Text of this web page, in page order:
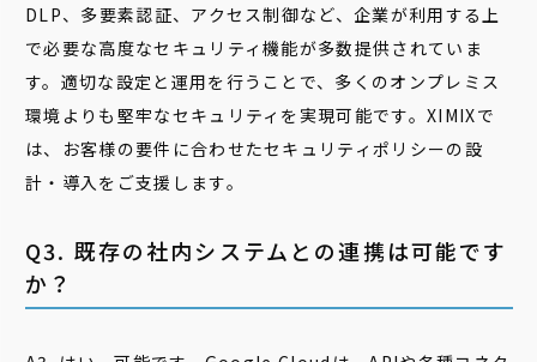
DLP、多要素認証、アクセス制御など、企業が利用する上
で必要な高度なセキュリティ機能が多数提供されていま
す。適切な設定と運用を行うことで、多くのオンプレミス
環境よりも堅牢なセキュリティを実現可能です。XIMIXで
は、お客様の要件に合わせたセキュリティポリシーの設
計・導入をご支援します。
Q3. 既存の社内システムとの連携は可能です
か？